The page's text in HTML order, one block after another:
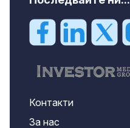
Контакти
За нас